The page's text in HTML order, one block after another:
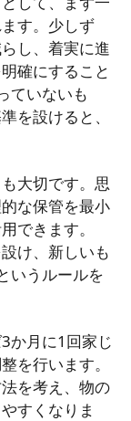
す。少しず
し、着実に進
確にすること
ていないも
を設けると、
大切です。思
な保管を最小
できます。
け、新しいも
いうルールを
か月に1回家じ
を行います。
を考え、物の
すくなりま